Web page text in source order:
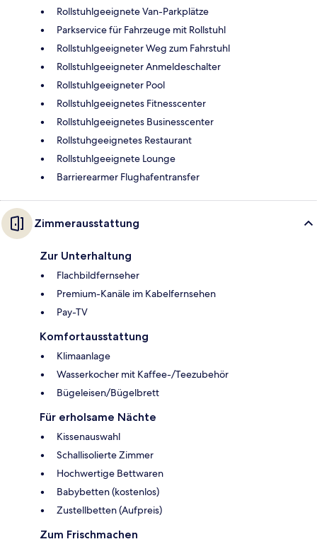
Rollstuhlgeeignete Van-Parkplätze
Parkservice für Fahrzeuge mit Rollstuhl
Rollstuhlgeeigneter Weg zum Fahrstuhl
Rollstuhlgeeigneter Anmeldeschalter
Rollstuhlgeeigneter Pool
Rollstuhlgeeignetes Fitnesscenter
Rollstuhlgeeignetes Businesscenter
Rollstuhgeeignetes Restaurant
Rollstuhlgeeignete Lounge
Barrierearmer Flughafentransfer
Zimmerausstattung
Zur Unterhaltung
Flachbildfernseher
Premium-Kanäle im Kabelfernsehen
Pay-TV
Komfortausstattung
Klimaanlage
Wasserkocher mit Kaffee-/Teezubehör
Bügeleisen/Bügelbrett
Für erholsame Nächte
Kissenauswahl
Schallisolierte Zimmer
Hochwertige Bettwaren
Babybetten (kostenlos)
Zustellbetten (Aufpreis)
Zum Frischmachen